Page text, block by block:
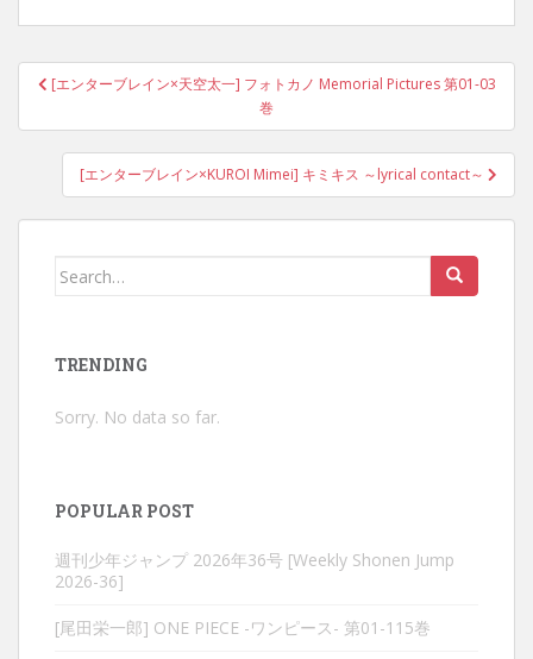
Post[エンターブレイン×天空太一] フォトカノ Memorial Pictures 第01-03
巻
[エンターブレイン×KUROI Mimei] キミキス ～lyrical contact～
Search
TRENDING
Sorry. No data so far.
POPULAR POST
週刊少年ジャンプ 2026年36号 [Weekly Shonen Jump
2026-36]
[尾田栄一郎] ONE PIECE -ワンピース- 第01-115巻